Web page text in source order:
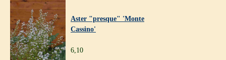
Aster "presque" 'Monte
Cassino'
6,10